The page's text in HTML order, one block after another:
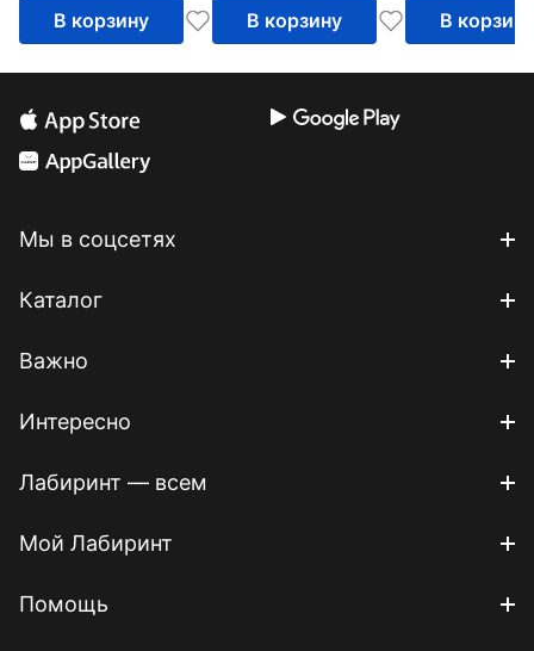
В корзину В корзину В корзину
Мы в соцсетях
Каталог
Важно
Интересно
Лабиринт — всем
Мой Лабиринт
Помощь